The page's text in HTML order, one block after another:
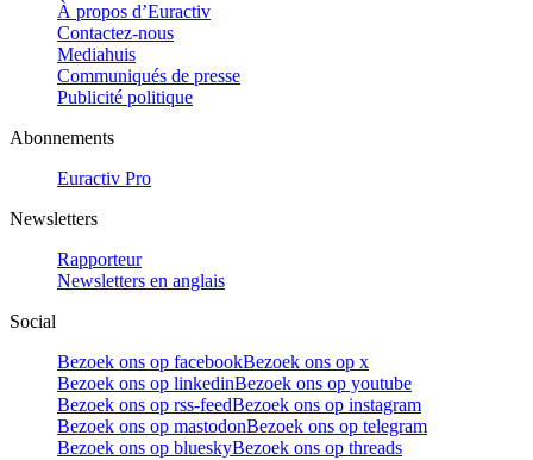
À propos d’Euractiv
Contactez-nous
Mediahuis
Communiqués de presse
Publicité politique
Abonnements
Euractiv Pro
Newsletters
Rapporteur
Newsletters en anglais
Social
Bezoek ons op facebookBezoek ons op x
Bezoek ons op linkedinBezoek ons op youtube
Bezoek ons op rss-feedBezoek ons op instagram
Bezoek ons op mastodonBezoek ons op telegram
Bezoek ons op blueskyBezoek ons op threads